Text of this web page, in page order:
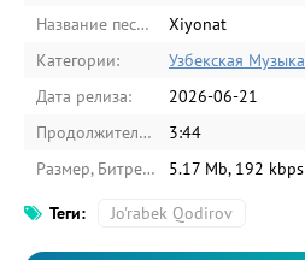
Название песни:
Xiyonat
Категории:
Узбекская Музыка
Дата релиза:
2026-06-21
Продолжительность:
3:44
Размер, Битрейт:
5.17 Mb, 192 kbps
Теги: Jo'rabek Qodirov